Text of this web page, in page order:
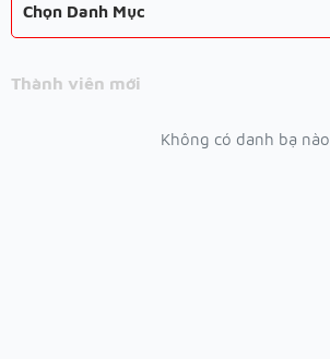
Chọn Danh Mục
Thành viên mới
Không có danh bạ nào